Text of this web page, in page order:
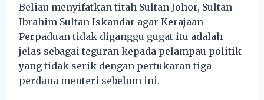
Beliau menyifatkan titah Sultan Johor, Sultan
Ibrahim Sultan Iskandar agar Kerajaan
Perpaduan tidak diganggu gugat itu adalah
jelas sebagai teguran kepada pelampau politik
yang tidak serik dengan pertukaran tiga
perdana menteri sebelum ini.